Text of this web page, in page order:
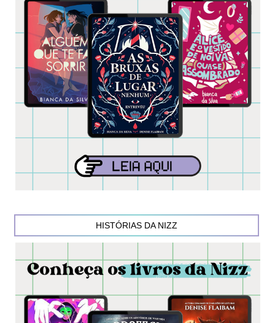
HISTÓRIAS DA NIZZ